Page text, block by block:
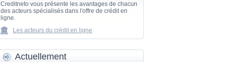
Creditneto vous présente les avantages de chacun
des acteurs spécialisés dans l'offre de crédit en
ligne.
Les acteurs du crédit en ligne
Actuellement